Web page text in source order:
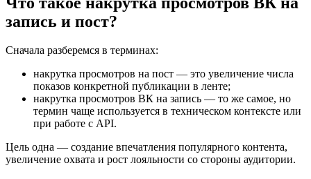
запись и пост?
Сначала разберемся в терминах:
накрутка просмотров на пост — это увеличение числа
показов конкретной публикации в ленте;
накрутка просмотров ВК на запись — то же самое, но
термин чаще используется в техническом контексте или
при работе с API.
Цель одна — создание впечатления популярного контента,
увеличение охвата и рост лояльности со стороны аудитории.